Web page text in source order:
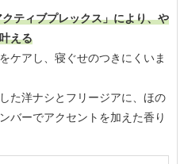
ティブプレックス」により、や
える
ケアし、寝ぐせのつきにくいま
た洋ナシとフリージアに、ほの
バーでアクセントを加えた香り